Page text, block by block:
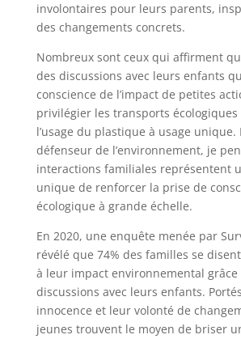
involontaires pour leurs parents,
des changements concrets.
Nombreux sont ceux qui affirment
des discussions avec leurs enfants
conscience de l’impact de petites
privilégier les transports
l’usage du plastique à usage unique.
défenseur de l’environnement, je
interactions familiales représentent
unique de renforcer la prise de
écologique à grande échelle.
En 2020, une enquête menée par
révélé que 74% des familles se
à leur impact environnemental grâce
discussions avec leurs enfants.
innocence et leur volonté de
jeunes trouvent le moyen de briser